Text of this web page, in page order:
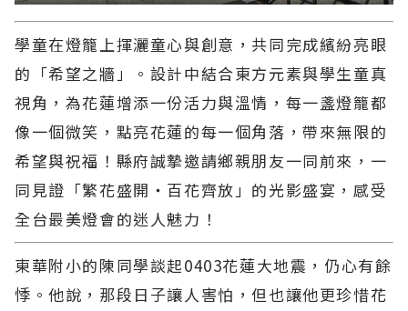
學童在燈籠上揮灑童心與創意，共同完成繽紛亮眼
的「希望之牆」。設計中結合東方元素與學生童真
視角，為花蓮增添一份活力與溫情，每一盞燈籠都
像一個微笑，點亮花蓮的每一個角落，帶來無限的
希望與祝福！縣府誠摯邀請鄉親朋友一同前來，一
同見證「繁花盛開・百花齊放」的光影盛宴，感受
全台最美燈會的迷人魅力！
東華附小的陳同學談起0403花蓮大地震，仍心有餘
悸。他說，那段日子讓人害怕，但也讓他更珍惜花